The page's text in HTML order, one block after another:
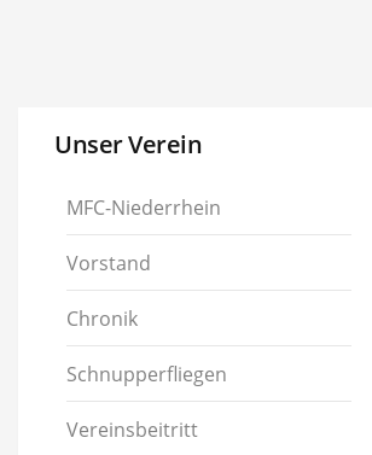
Unser Verein
MFC-Niederrhein
Vorstand
Chronik
Schnupperfliegen
Vereinsbeitritt